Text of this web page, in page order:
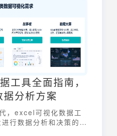
工具全面指南，
分析方案
，excel可视化数据工
行数据分析和决策的重